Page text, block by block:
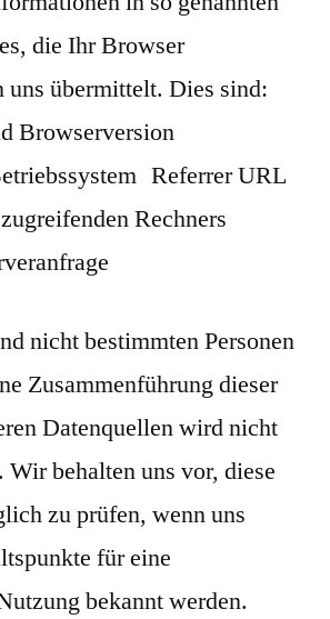
die Ihr Browser
uns übermittelt. Dies sind:
Browserversion
Referrer URL
Rechners
nicht bestimmten Personen
Zusammenführung dieser
Datenquellen wird nicht
behalten uns vor, diese
zu prüfen, wenn uns
für eine
bekannt werden.